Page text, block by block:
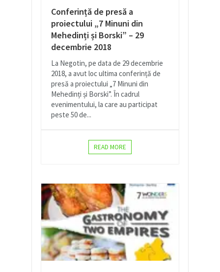
Conferință de presă a
proiectului „7 Minuni din
Mehedinți și Borski” – 29
decembrie 2018
La Negotin, pe data de 29 decembrie
2018, a avut loc ultima conferință de
presă a proiectului „7 Minuni din
Mehedinți și Borski”. În cadrul
evenimentului, la care au participat
peste 50 de...
READ MORE